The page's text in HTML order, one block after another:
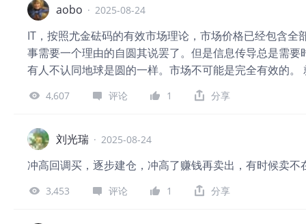
aobo · 2025-08-24
IT，按照尤金砝码的有效市场理论，市场价格已经包含
事需要一个理由的自圆其说罢了。但是信息传导总是需
有人不认同地球是圆的一样。市场不可能是完全有效的
有一个是付费的，更发现一个新用户BUG，利好就是用
看。
4,607 评论 1 分享
刘光瑞 · 2025-08-24
冲高回调买，逐步建仓，冲高了赚钱再卖出，有时候卖不
3,453 评论 1 分享